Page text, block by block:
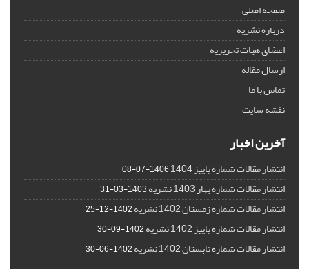
صفحه اصلی
درباره نشریه
اعضای هیات تحریریه
ارسال مقاله
تماس با ما
نقشه سایت
آخرین اخبار
انتشار مقالات شماره پاییز 1404 1406-07-08
انتشار مقالات شماره بهار 1403 نشریه 1403-03-31
انتشار مقالات شماره زمستان 1402 نشریه 1402-12-25
انتشار مقالات شماره پاییز 1402 نشریه 1402-09-30
انتشار مقالات شماره تابستان 1402 نشریه 1402-06-30